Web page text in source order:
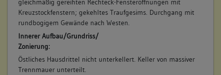
gleichmäßig gereihten Rechteck-Fensteröffnungen mit
Kreuzstockfenstern; gekehltes Traufgesims. Durchgang mit
rundbogigem Gewände nach Westen.
Innerer Aufbau/Grundriss/
Zonierung:
Östliches Hausdrittel nicht unterkellert. Keller von massiver
Trennmauer unterteilt.